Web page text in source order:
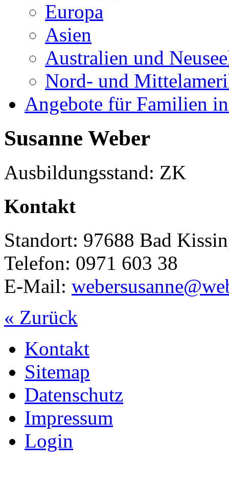
Europa
Asien
Australien und
Nord- und
Angebote für Familien
Susanne Weber
Ausbildungsstand: ZK
Kontakt
Standort: 97688 Bad
Telefon: 0971 603 38
E-Mail:
« Zurück
Kontakt
Sitemap
Datenschutz
Impressum
Login